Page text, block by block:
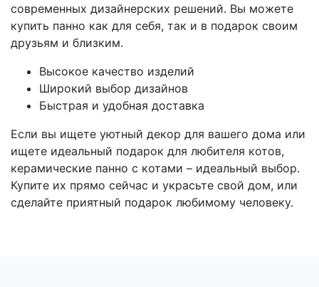
современных дизайнерских решений. Вы можете
купить панно как для себя, так и в подарок своим
друзьям и близким.
Высокое качество изделий
Широкий выбор дизайнов
Быстрая и удобная доставка
Если вы ищете уютный декор для вашего дома или
ищете идеальный подарок для любителя котов,
керамические панно с котами – идеальный выбор.
Купите их прямо сейчас и украсьте свой дом, или
сделайте приятный подарок любимому человеку.